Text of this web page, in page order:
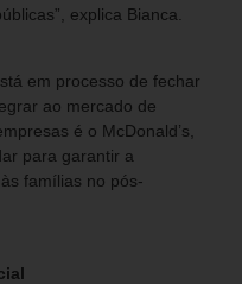
explica Bianca.
em processo de fechar
ao mercado de
é o McDonald’s,
para garantir a
famílias no pós-